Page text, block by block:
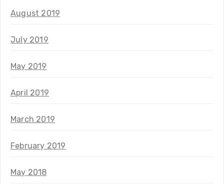
August 2019
July 2019
May 2019
April 2019
March 2019
February 2019
May 2018